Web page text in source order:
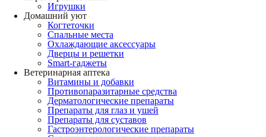
Игрушки
Домашний уют
Когтеточки
Спальные места
Охлаждающие аксессуары
Дверцы и решетки
Smart-гаджеты
Ветеринарная аптека
Витамины и добавки
Противопаразитарные средства
Дерматологические препараты
Препараты для глаз и ушей
Препараты для суставов
Гастроэнтерологические препараты